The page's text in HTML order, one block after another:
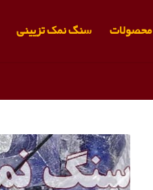
محصولات سنگ نمک تزیینی